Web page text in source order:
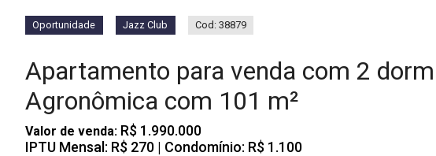
Oportunidade Jazz Club Cod: 38879
Apartamento para venda com 2
Agronômica com 101 m²
Valor de venda: R$ 1.990.000
IPTU Mensal: R$ 270 | Condomínio: R$ 1.100